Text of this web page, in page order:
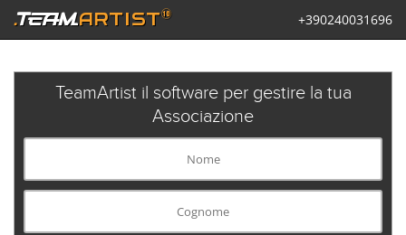
.teamARTIST® +390240031696
TeamArtist il software per gestire la tua
Associazione